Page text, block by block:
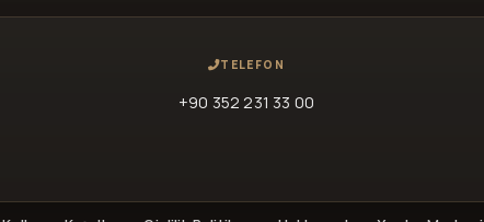
TELEFON
+90 352 231 33 00